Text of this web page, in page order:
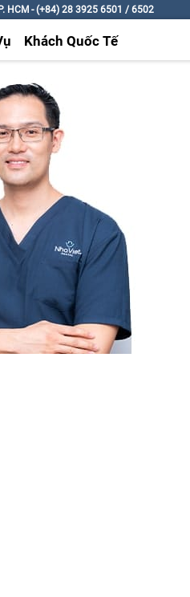
HCM - (+84) 28 3925 6501 / 6502
Khách Quốc Tế